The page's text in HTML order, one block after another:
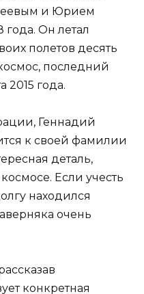
и Юрием
года. Он летал
полетов десять
последний
2015 года.
Геннадий
к своей фамилии
деталь,
Если учесть
находился
очень
конкретная